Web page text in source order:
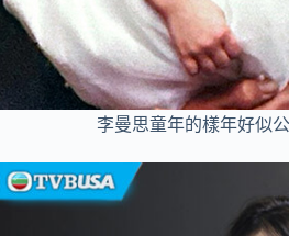
李曼思童年的樣年好似